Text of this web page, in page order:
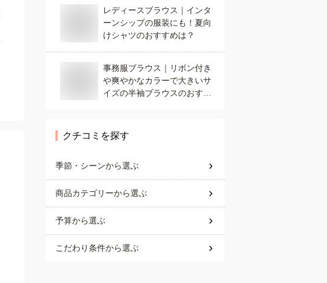
レディースブラウス｜インタ
ーンシップの服装にも！夏向
けシャツのおすすめは？
事務服ブラウス｜リボン付き
や爽やかなカラーで大きいサ
イズの半袖ブラウスのおすす
クチコミを探す
季節・シーンから選ぶ
商品カテゴリーから選ぶ
予算から選ぶ
こだわり条件から選ぶ